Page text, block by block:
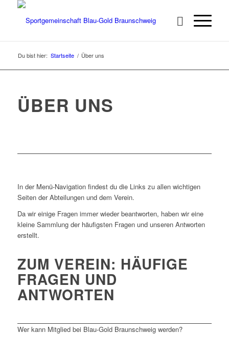
Du bist hier: Startseite / Über uns
ÜBER UNS
In der Menü-Navigation findest du die Links zu allen wichtigen
Seiten der Abteilungen und dem Verein.
Da wir einige Fragen immer wieder beantworten, haben wir eine
kleine Sammlung der häufigsten Fragen und unseren Antworten
erstellt.
ZUM VEREIN: HÄUFIGE
FRAGEN UND
ANTWORTEN
Wer kann Mitglied bei Blau-Gold Braunschweig werden?